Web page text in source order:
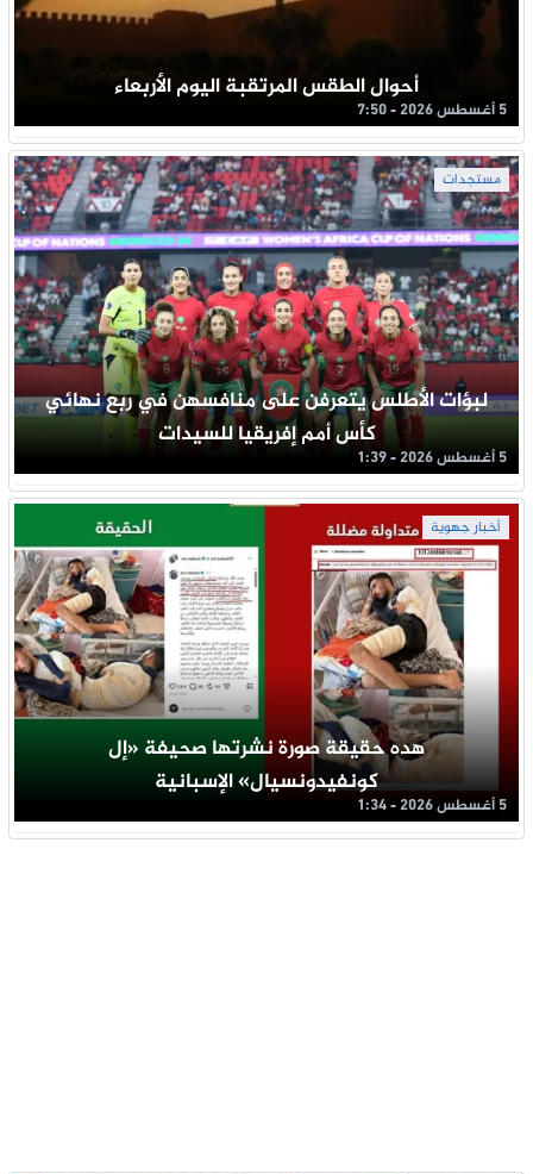
أحوال الطقس المرتقبة اليوم الأربعاء
5 أغسطس 2026 - 7:50
مستجدات
لبؤات الأطلس يتعرفن على منافسهن في ربع نهائي
كأس أمم إفريقيا للسيدات
5 أغسطس 2026 - 1:39
أخبار جهوية
هده حقيقة صورة نشرتها صحيفة «إل
كونفيدونسيال» الإسبانية
5 أغسطس 2026 - 1:34